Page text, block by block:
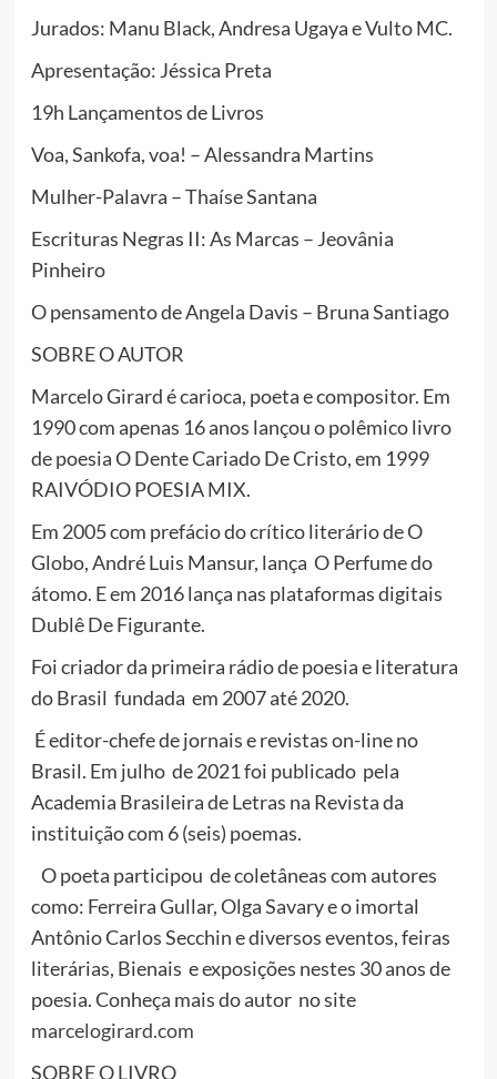
Jurados: Manu Black, Andresa Ugaya e Vulto MC.
Apresentação: Jéssica Preta
19h Lançamentos de Livros
Voa, Sankofa, voa! – Alessandra Martins
Mulher-Palavra – Thaíse Santana
Escrituras Negras II: As Marcas – Jeovânia
Pinheiro
O pensamento de Angela Davis – Bruna Santiago
SOBRE O AUTOR
Marcelo Girard é carioca, poeta e compositor. Em
1990 com apenas 16 anos lançou o polêmico livro
de poesia O Dente Cariado De Cristo, em 1999
RAIVÓDIO POESIA MIX.
Em 2005 com prefácio do crítico literário de O
Globo, André Luis Mansur, lança O Perfume do
átomo. E em 2016 lança nas plataformas digitais
Dublê De Figurante.
Foi criador da primeira rádio de poesia e literatura
do Brasil fundada em 2007 até 2020.
É editor-chefe de jornais e revistas on-line no
Brasil. Em julho de 2021 foi publicado pela
Academia Brasileira de Letras na Revista da
instituição com 6 (seis) poemas.
O poeta participou de coletâneas com autores
como: Ferreira Gullar, Olga Savary e o imortal
Antônio Carlos Secchin e diversos eventos, feiras
literárias, Bienais e exposições nestes 30 anos de
poesia. Conheça mais do autor no site
marcelogirard.com
SOBRE O LIVRO